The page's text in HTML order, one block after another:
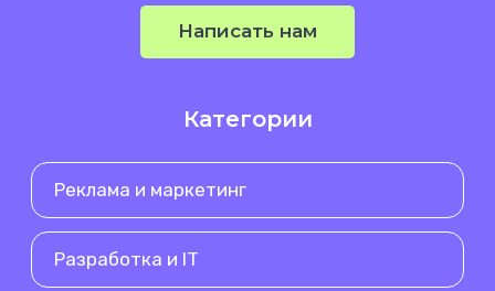
Написать нам
Категории
Реклама и маркетинг
Разработка и IT